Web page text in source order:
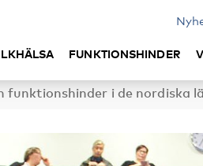
FUNKTIONSHINDER
i de nordiska